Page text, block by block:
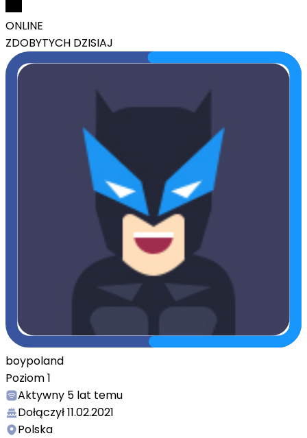
ONLINE
ZDOBYTYCH DZISIAJ
boypoland
Poziom1
Aktywny 5 lat temu
Dołączył11.02.2021
Polska